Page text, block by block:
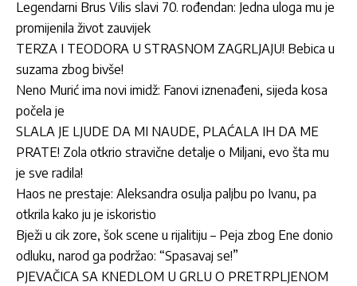
Legendarni Brus Vilis slavi 70. rođendan: Jedna uloga mu je
promijenila život zauvijek
TERZA I TEODORA U STRASNOM ZAGRLJAJU! Bebica u
suzama zbog bivše!
Neno Murić ima novi imidž: Fanovi iznenađeni, sijeda kosa
počela je
SLALA JE LJUDE DA MI NAUDE, PLAĆALA IH DA ME
PRATE! Zola otkrio stravične detalje o Miljani, evo šta mu
je sve radila!
Haos ne prestaje: Aleksandra osulja paljbu po Ivanu, pa
otkrila kako ju je iskoristio
Bježi u cik zore, šok scene u rijalitiju – Peja zbog Ene donio
odluku, narod ga podržao: “Spasavaj se!”
PJEVAČICA SA KNEDLOM U GRLU O PRETRPLJENOM